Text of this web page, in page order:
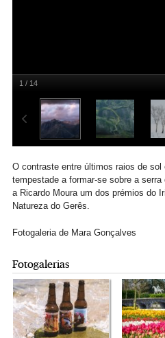
1 / 14
O contraste entre últimos raios de sol
tempestade a formar-se sobre a serra
a Ricardo Moura um dos prémios do
Natureza do Gerês.
Fotogaleria de Mara Gonçalves
Fotogalerias